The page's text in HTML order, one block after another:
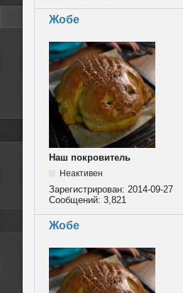
Жобе
Наш покровитель
Неактивен
Зарегистрирован: 2014-09-27
Сообщений: 3,821
Жобе